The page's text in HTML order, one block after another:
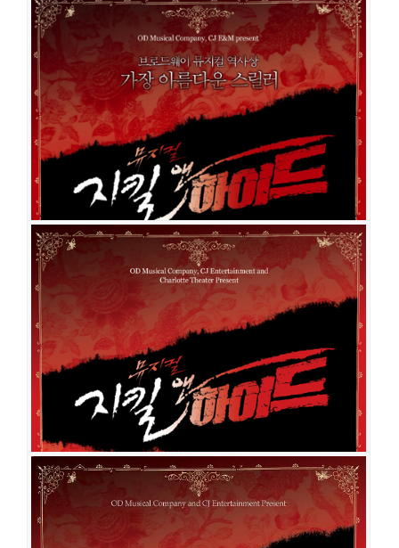
지킬 앤 하이드
공연일시
2018-11-13 ~ 2019-05-19
공연장
샤롯데씨어터
출연진
조승우 홍광호 박은태 윤공주 아이비이해나
민경아
김봉환김도형이희정 강상범 홍금단 이창완
현신재희장은희맹원태김도현 허윤혜김지훈
이다경
정귀희유환 조윤혜 윤나영 민우혁전동석 이호진
지킬 앤 하이드
공연일시
2014-11-21 ~ 2015-04-05
공연장
블루스퀘어 삼성전자홀
출연진
소냐리사 린아 조정은이지혜
박은태
조성윤김선동황만익 김태문 김기순김상현
지킬 앤 하이드
공연일시
2013-01-08 ~ 2013-02-09